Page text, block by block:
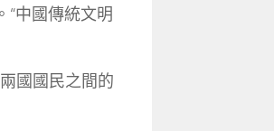
“中國傳統文明
國國民之間的